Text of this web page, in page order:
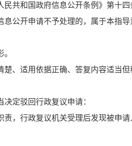
民共和国政府信息公开条例》第十
息公开申请不予处理的，属于本指
、适用依据正确、答复内容适当
定驳回行政复议申请：
责，行政复议机关受理后发现被申